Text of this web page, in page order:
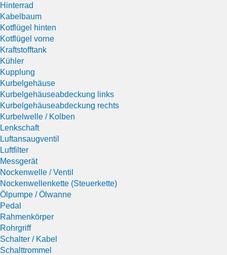
Hinterrad
Kabelbaum
Kotflügel hinten
Kotflügel vorne
Kraftstofftank
Kühler
Kupplung
Kurbelgehäuse
Kurbelgehäuseabdeckung links
Kurbelgehäuseabdeckung rechts
Kurbelwelle / Kolben
Lenkschaft
Luftansaugventil
Luftfilter
Messgerät
Nockenwelle / Ventil
Nockenwellenkette (Steuerkette)
Ölpumpe / Ölwanne
Pedal
Rahmenkörper
Rohrgriff
Schalter / Kabel
Schalttrommel